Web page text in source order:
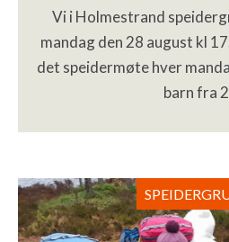
Vi i Holmestrand
mandag den 28 august kl
det speidermøte hver
barn fra